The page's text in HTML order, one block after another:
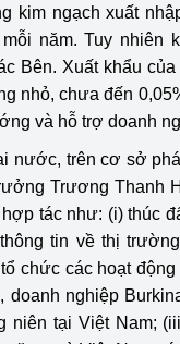
Khu vực miền
Thị trường
Thị trường
nước
Thương đưa nghị
nghiệpCông nghiệp
Chính sách
Sản xuất
lượng
kim ngạch xuất
năm. Tuy nhiên
Bên. Xuất khẩu
nhỏ, chưa đến
và hỗ trợ doanh
nước, trên cơ sở
Trương Thanh
tác như: (i) thúc
tin về thị
chức các hoạt
nghiệp
tại Việt Nam;